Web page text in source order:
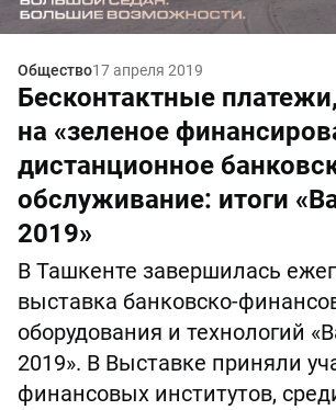
Общество17 апреля 2019
Бесконтактные
на «зеленое
дистанционное
обслуживание: итоги
2019»
В Ташкенте завершилась
выставка банковско-
оборудования и технологий
2019». В Выставке приняли
финансовых институтов,